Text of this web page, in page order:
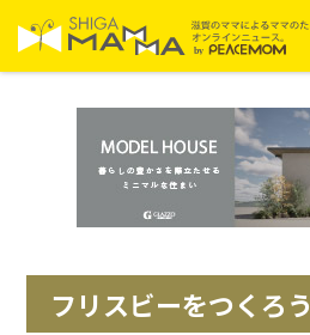
フリスビーをつくろう